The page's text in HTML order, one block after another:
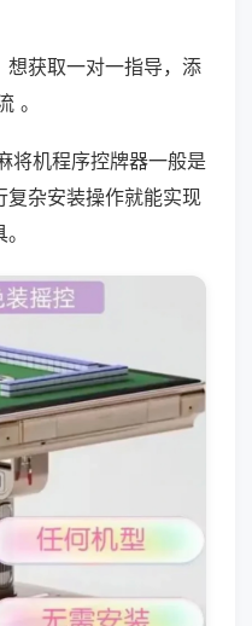
想获取一对一指导，添
。
将机程序控牌器一般是
复杂安装操作就能实现